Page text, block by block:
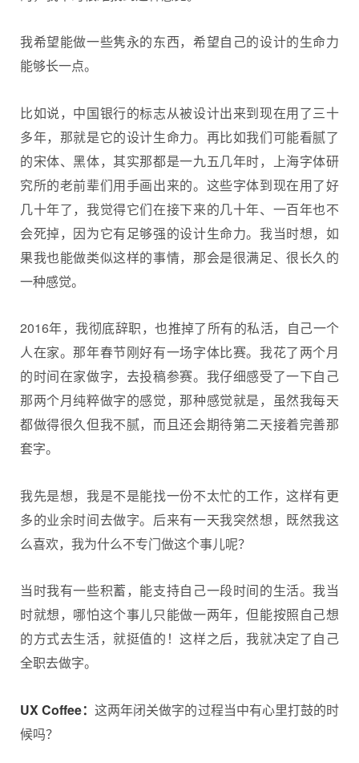
我希望能做一些隽永的东西，希望自己的设计的生命力
能够长一点。
比如说，中国银行的标志从被设计出来到现在用了三十
多年，那就是它的设计生命力。再比如我们可能看腻了
的宋体、黑体，其实那都是一九五几年时，上海字体研
究所的老前辈们用手画出来的。这些字体到现在用了好
几十年了，我觉得它们在接下来的几十年、一百年也不
会死掉，因为它有足够强的设计生命力。我当时想，如
果我也能做类似这样的事情，那会是很满足、很长久的
一种感觉。
2016年，我彻底辞职，也推掉了所有的私活，自己一个
人在家。那年春节刚好有一场字体比赛。我花了两个月
的时间在家做字，去投稿参赛。我仔细感受了一下自己
那两个月纯粹做字的感觉，那种感觉就是，虽然我每天
都做得很久但我不腻，而且还会期待第二天接着完善那
套字。
我先是想，我是不是能找一份不太忙的工作，这样有更
多的业余时间去做字。后来有一天我突然想，既然我这
么喜欢，我为什么不专门做这个事儿呢？
当时我有一些积蓄，能支持自己一段时间的生活。我当
时就想，哪怕这个事儿只能做一两年，但能按照自己想
的方式去生活，就挺值的！这样之后，我就决定了自己
全职去做字。
UX Coffee：这两年闭关做字的过程当中有心里打鼓的时
候吗？